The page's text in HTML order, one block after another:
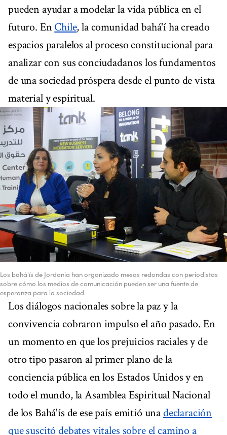
pueden ayudar a modelar la vida pública en el
futuro. En Chile, la comunidad bahá'í ha creado
espacios paralelos al proceso constitucional para
analizar con sus conciudadanos los fundamentos
de una sociedad próspera desde el punto de vista
material y espiritual.
Los bahá'ís de Jordania han organizado mesas redondas con periodistas
sobre cómo los medios de comunicación pueden ser una fuente de
esperanza para la sociedad.
Los diálogos nacionales sobre la paz y la
convivencia cobraron impulso el año pasado. En
un momento en que los prejuicios raciales y de
otro tipo pasaron al primer plano de la
conciencia pública en los Estados Unidos y en
todo el mundo, la Asamblea Espiritual Nacional
de los Bahá'ís de ese país emitió unadeclaración
que suscitó debates vitales sobre el camino a